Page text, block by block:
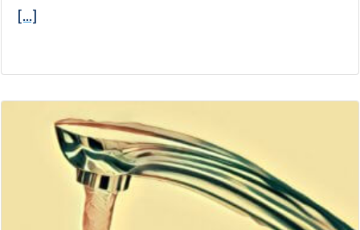
[...]